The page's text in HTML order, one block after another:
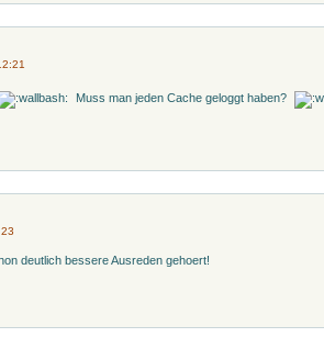
Muss man jeden Cache geloggt haben?
deutlich bessere Ausreden gehoert!